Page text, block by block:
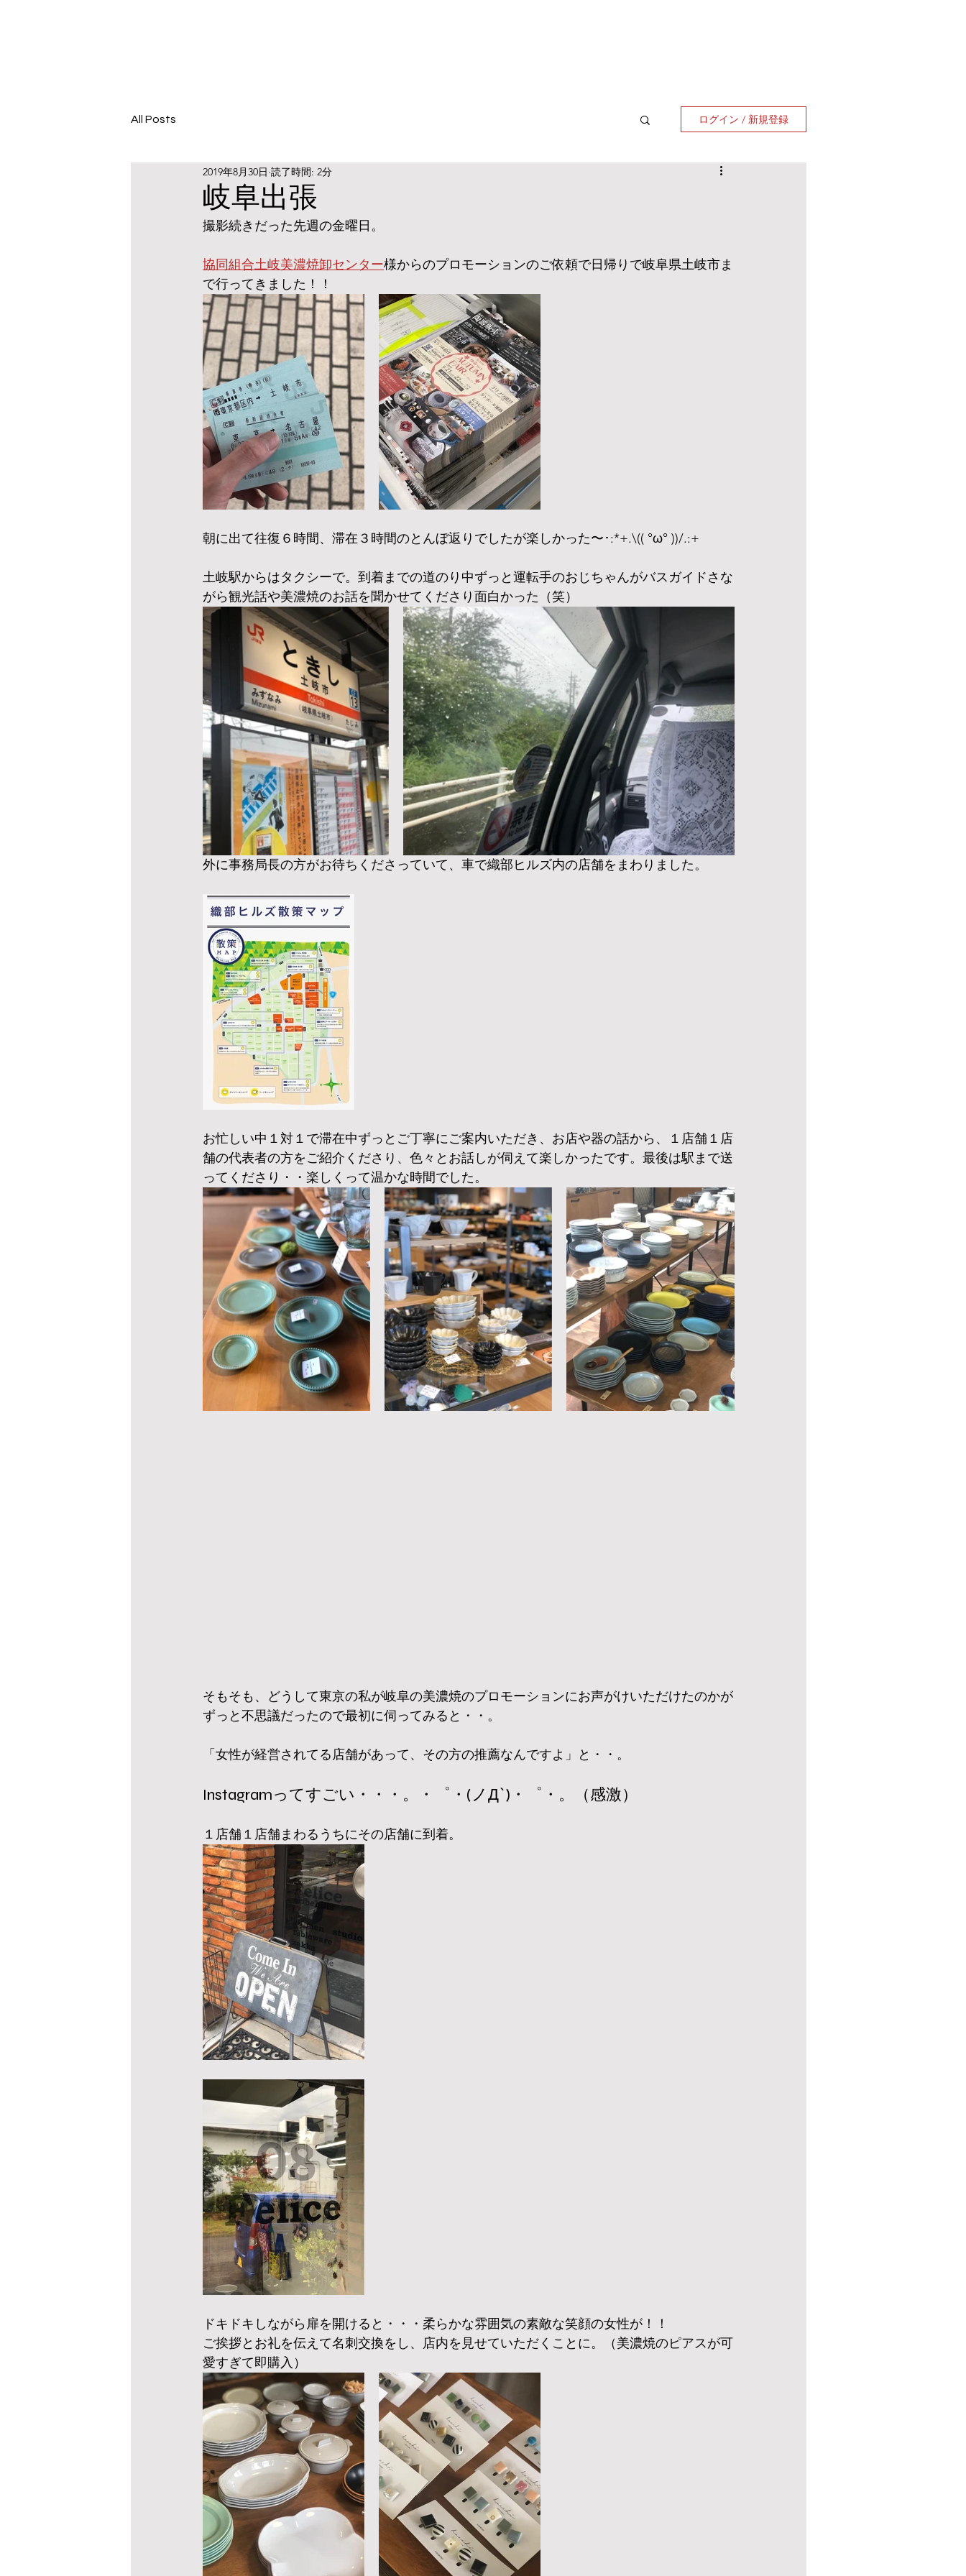
All Posts ログイン / 新規登録
岐阜出張
2019年8月30日 読了時間: 2分
撮影続きだった先週の金曜日。
協同組合土岐美濃焼卸センター様からのプロモーションのご依頼で日帰りで岐阜県土岐市ま
で行ってきました！！
朝に出て往復６時間、滞在３時間のとんぼ返りでしたが楽しかった〜･:*+.\(( °ω° ))/.:+
土岐駅からはタクシーで。到着までの道のり中ずっと運転手のおじちゃんがバスガイドさな
がら観光話や美濃焼のお話を聞かせてくださり面白かった（笑）
外に事務局長の方がお待ちくださっていて、車で織部ヒルズ内の店舗をまわりました。
お忙しい中１対１で滞在中ずっとご丁寧にご案内いただき、お店や器の話から、１店舗１店
舗の代表者の方をご紹介くださり、色々とお話しが伺えて楽しかったです。最後は駅まで送
ってくださり・・楽しくって温かな時間でした。
そもそも、どうして東京の私が岐阜の美濃焼のプロモーションにお声がけいただけたのかが
ずっと不思議だったので最初に伺ってみると・・。
「女性が経営されてる店舗があって、その方の推薦なんですよ」と・・。
Instagramってすごい・・・。・゜・(ノД`)・゜・。（感激）
１店舗１店舗まわるうちにその店舗に到着。
ドキドキしながら扉を開けると・・・柔らかな雰囲気の素敵な笑顔の女性が！！
ご挨拶とお礼を伝えて名刺交換をし、店内を見せていただくことに。（美濃焼のピアスが可
愛すぎて即購入）